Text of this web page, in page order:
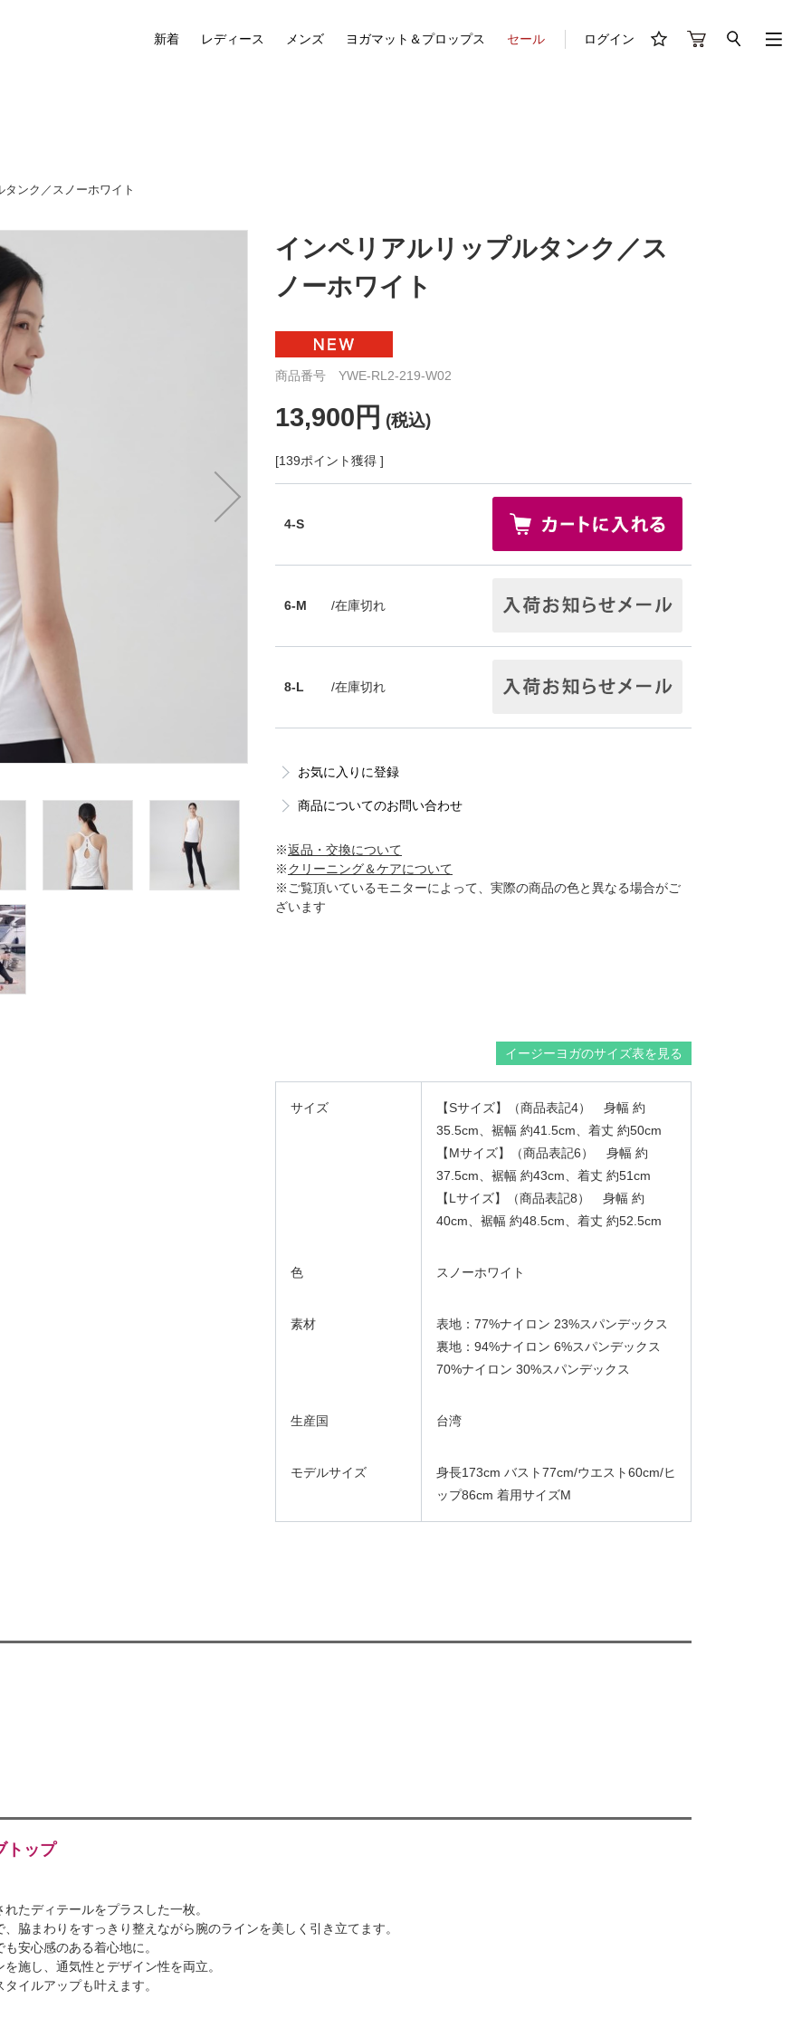
新着 レディース メンズ ヨガマット＆プロップス セール ログイン
ンク／スノーホワイト
インペリアルリップルタンク／ス
ノーホワイト
商品番号 YWE-RL2-219-W02
13,900円 (税込)
[139ポイント獲得 ]
4-S
6-M /在庫切れ
8-L /在庫切れ
お気に入りに登録
商品についてのお問い合わせ
※返品・交換について
※クリーニング＆ケアについて
※ご覧頂いているモニターによって、実際の商品の色と異なる場合がご
ざいます
イージーヨガのサイズ表を見る
サイズ
【Sサイズ】（商品表記4） 身幅 約
35.5cm、裾幅 約41.5cm、着丈 約50cm
【Mサイズ】（商品表記6） 身幅 約
37.5cm、裾幅 約43cm、着丈 約51cm
【Lサイズ】（商品表記8） 身幅 約
40cm、裾幅 約48.5cm、着丈 約52.5cm
色 スノーホワイト
素材
表地：77%ナイロン 23%スパンデックス
裏地：94%ナイロン 6%スパンデックス
70%ナイロン 30%スパンデックス
生産国 台湾
モデルサイズ
身長173cm バスト77cm/ウエスト60cm/ヒ
ップ86cm 着用サイズM
トップ
たディテールをプラスした一枚。
脇まわりをすっきり整えながら腕のラインを美しく引き立てます。
安心感のある着心地に。
施し、通気性とデザイン性を両立。
イルアップも叶えます。